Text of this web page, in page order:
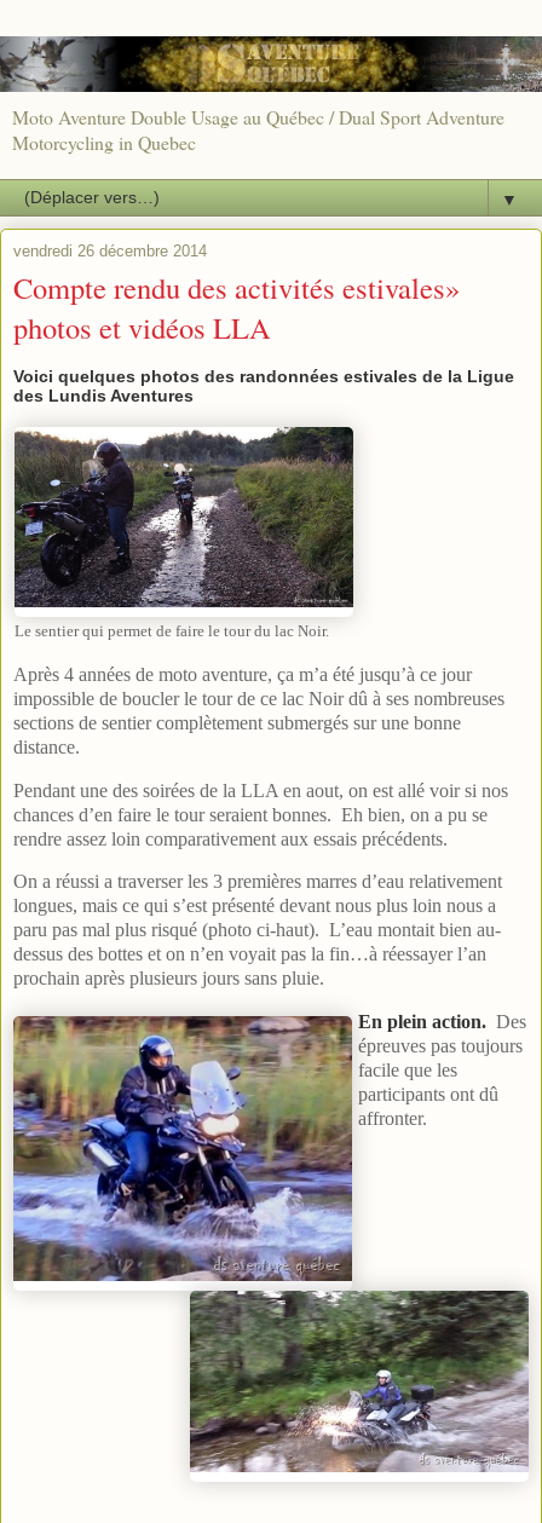
Moto Aventure Double Usage au Québec / Dual Sport Adventure
Motorcycling in Quebec
▼
vendredi 26 décembre 2014
Compte rendu des activités estivales»
photos et vidéos LLA
Voici quelques photos des randonnées estivales de la Ligue
des Lundis Aventures
Le sentier qui permet de faire le tour du lac Noir.
Après 4 années de moto aventure, ça m’a été jusqu’à ce jour
impossible de boucler le tour de ce lac Noir dû à ses nombreuses
sections de sentier complètement submergés sur une bonne
distance.
Pendant une des soirées de la LLA en aout, on est allé voir si nos
chances d’en faire le tour seraient bonnes. Eh bien, on a pu se
rendre assez loin comparativement aux essais précédents.
On a réussi a traverser les 3 premières marres d’eau relativement
longues, mais ce qui s’est présenté devant nous plus loin nous a
paru pas mal plus risqué (photo ci-haut). L’eau montait bien au-
dessus des bottes et on n’en voyait pas la fin…à réessayer l’an
prochain après plusieurs jours sans pluie.
En plein action. Des
épreuves pas toujours
facile que les
participants ont dû
affronter.